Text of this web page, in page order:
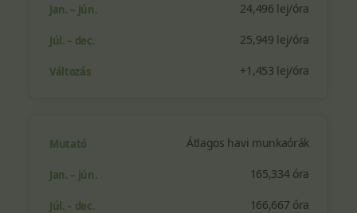
24,496 lej/óra
25,949 lej/óra
+1,453 lej/óra
Átlagos havi munkaórák
165,334 óra
166,667 óra